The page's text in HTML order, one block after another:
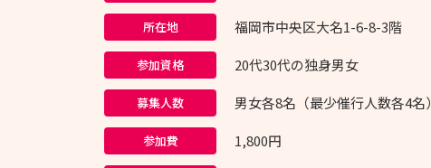
所在地 福岡市中央区大名1-6-8-3階
参加資格 20代30代の独身男女
募集人数 男女各8名（最少催行人数各4名）
参加費 1,800円